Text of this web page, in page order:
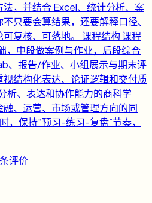
，并结合 Excel、统计分析、案
只要会算结果，还要解释口径、
复核、可落地。 课程结构 课程
，中段做案例与作业，后段综合
、报告/作业、小组展示与期末评
结构化表达、论证逻辑和交付质
析、表达和协作能力的商科学
、运营、市场或管理方向的同
，保持“预习-练习-复盘”节奏，
条评价